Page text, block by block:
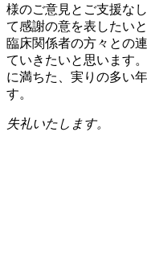
様のご意見とご支援な
て感謝の意を表したい
臨床関係者の方々との
ていきたいと思います
に満ちた、実りの多い
す。
失礼いたします。